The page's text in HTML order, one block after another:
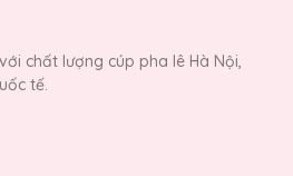
chất lượng cúp pha lê Hà Nội,
tế.